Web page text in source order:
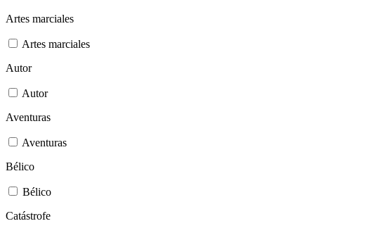
Artes marciales
Artes marciales
Autor
Autor
Aventuras
Aventuras
Bélico
Bélico
Catástrofe